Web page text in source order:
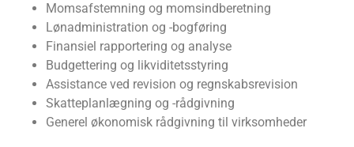
Momsafstemning og momsindberetning
Lønadministration og -bogføring
Finansiel rapportering og analyse
Budgettering og likviditetsstyring
Assistance ved revision og regnskabsrevision
Skatteplanlægning og -rådgivning
Generel økonomisk rådgivning til virksomheder